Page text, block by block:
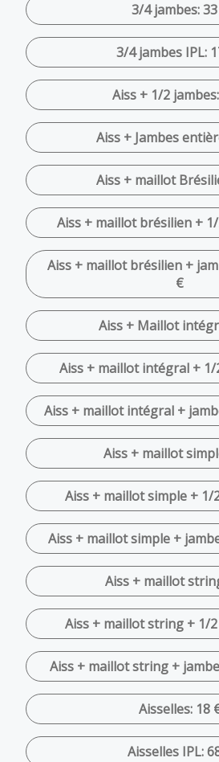
3/4 jambes:
3/4 jambes IPL:
Aiss + 1/2
Aiss + Jambes
Aiss + maillot
Aiss + maillot brésilien +
Aiss + maillot brésilien +
€
Aiss + Maillot
Aiss + maillot intégral + 1/
Aiss + maillot intégral +
Aiss + maillot
Aiss + maillot simple + 1/
Aiss + maillot simple +
Aiss + maillot
Aiss + maillot string + 1/
Aiss + maillot string +
Aisselles: 18
Aisselles IPL: